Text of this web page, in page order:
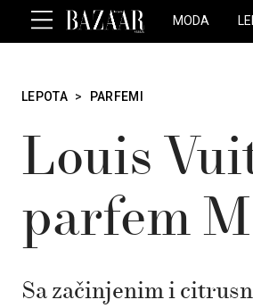
MODA
LEPOTA > PARFEMI
Louis
parfem
Sa začinjenim i